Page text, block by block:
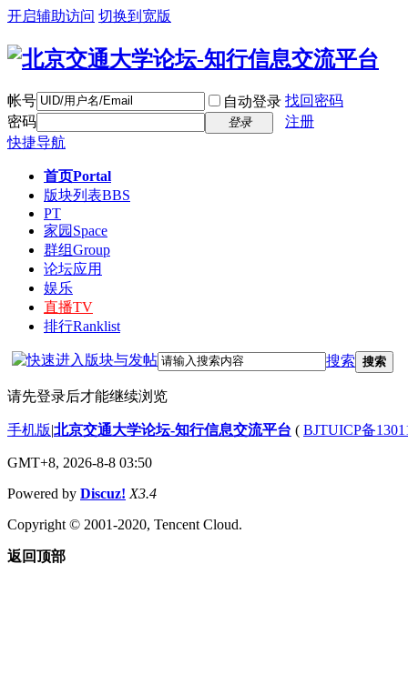
开启辅助访问 切换到宽版
帐号 自动登录 找回密码
密码
登录
注册
快捷导航
首页Portal
版块列表BBS
PT
家园 Space
群组Group
论坛应用
娱乐
直播TV
排行Ranklist
搜索 搜索
请先登录后才能继续浏览
手机版|北京交通大学论坛-知行信息交流平台 ( BJTUICP备
GMT+8, 2026-8-8 03:50
Powered by Discuz! X3.4
Copyright © 2001-2020, Tencent Cloud.
返回顶部